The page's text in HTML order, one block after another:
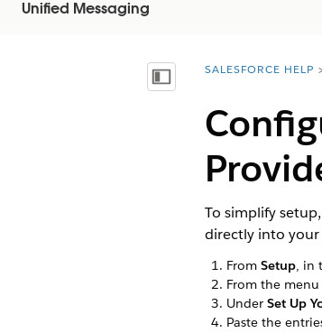
Unified Messaging
목차 표시 You are here:
SALESFORCE HELP
To simplify
directly into your
From Setup, in
From the
Under Set Up
Paste the